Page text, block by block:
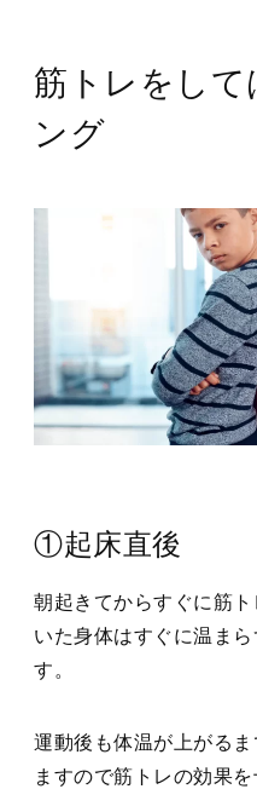
筋トレをして
ング
①起床直後
朝起きてからすぐに筋
いた身体はすぐに温ま
す。
運動後も体温が上がる
ますので筋トレの効果